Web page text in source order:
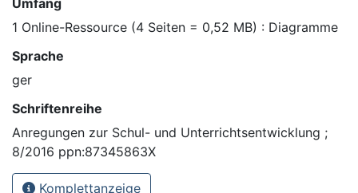
Umfang
1 Online-Ressource (4 Seiten = 0,52 MB) : Diagramme
Sprache
ger
Schriftenreihe
Anregungen zur Schul- und Unterrichtsentwicklung ;
8/2016 ppn:87345863X
Komplettanzeige